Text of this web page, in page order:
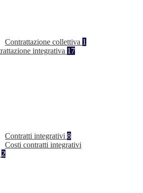
Contrattazione collettiva 1
integrativa 17
Contratti integrativi 8
Costi contratti integrativi
2